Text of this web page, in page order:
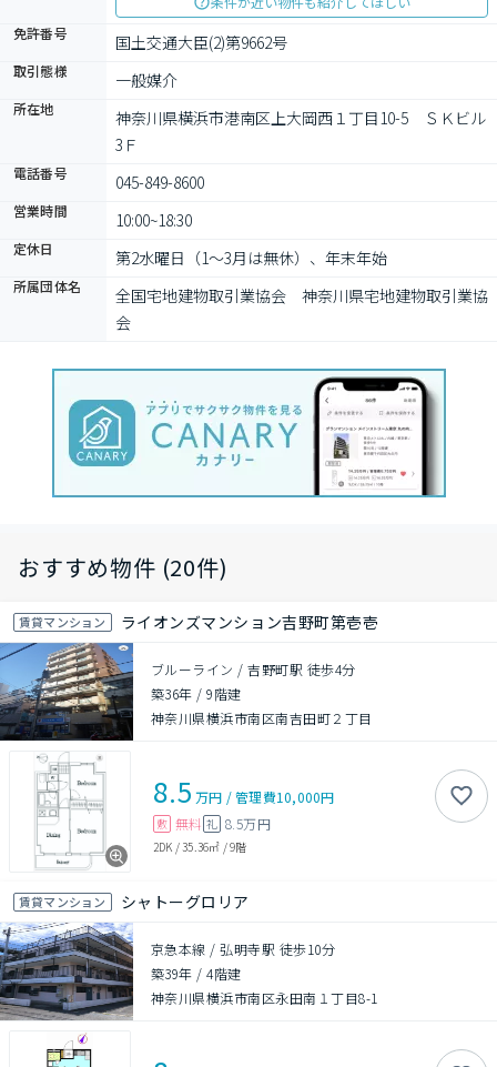
免許番号
国土交通大臣(2)第9662号
取引態様 一般媒介
所在地
神奈川県横浜市港南区上大岡西１丁目10-5　ＳＫビル
3Ｆ
電話番号 045-849-8600
営業時間 10:00~18:30
定休日 第2水曜日（1～3月は無休）、年末年始
所属団体名
全国宅地建物取引業協会　神奈川県宅地建物取引業協
会
おすすめ物件 (20件)
賃貸マンション ライオンズマンション吉野町第壱壱
ブルーライン / 吉野町駅 徒歩4分
築36年 /9階建
神奈川県横浜市南区南吉田町２丁目
8.5 万円 /管理費10,000円
敷 無料 礼 8.5万円
2DK /35.36㎡ /9階
賃貸マンション シャトーグロリア
京急本線 / 弘明寺駅 徒歩10分
築39年 /4階建
神奈川県横浜市南区永田南１丁目8-1